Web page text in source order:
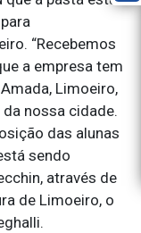
“Recebemos
a empresa tem
Limoeiro,
nossa cidade.
das alunas
sendo
através de
de Limoeiro, o